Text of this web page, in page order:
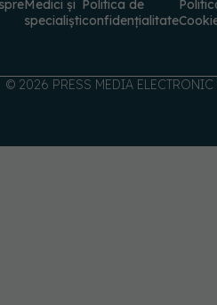
specialiști confidențialitate
© 2026 PRESS MEDIA